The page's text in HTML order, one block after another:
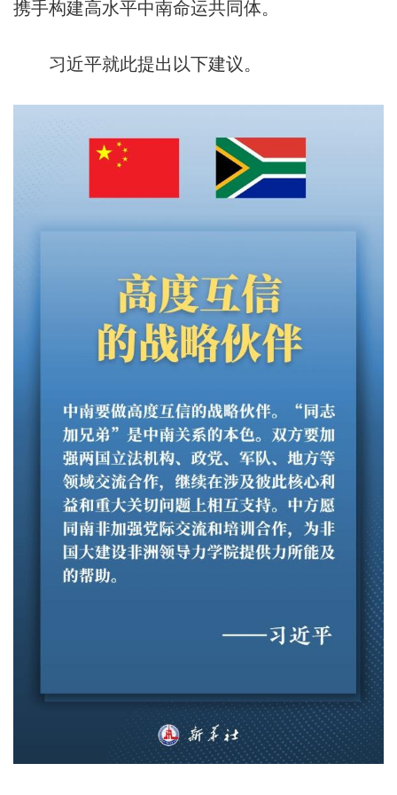
携手构建高水平中南命运共同体。
习近平就此提出以下建议。